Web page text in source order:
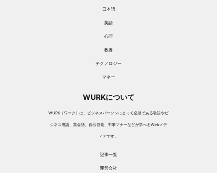
日本語
英語
心理
教養
テクノロジー
マネー
WURKについて
WURK［ワーク］は、ビジネスパーソンにとって必須である敬語やビ
ジネス用語、英会話、自己啓発、弔事マナーなどが学べるWebメデ
ィアです。
記事一覧
運営会社